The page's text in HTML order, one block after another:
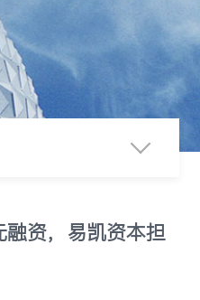
资，易凯资本担